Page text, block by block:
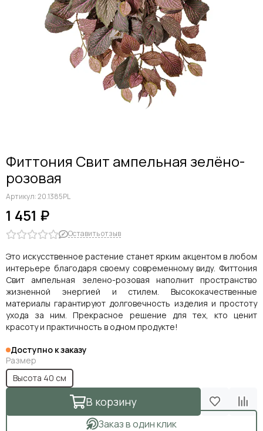
Фиттония Свит ампельная зелёно-
розовая
Артикул:20.1385PL
1 451 ₽
Оставить отзыв
Это искусственное растение станет ярким акцентом в любом
интерьере благодаря своему современному виду. Фиттония
Свит ампельная зелено-розовая наполнит пространство
жизненной энергией и стилем. Высококачественные
материалы гарантируют долговечность изделия и простоту
ухода за ним. Прекрасное решение для тех, кто ценит
красоту и практичность в одном продукте!
Доступно к заказу
Размер
Высота 40 см
В корзину
Заказ в один клик